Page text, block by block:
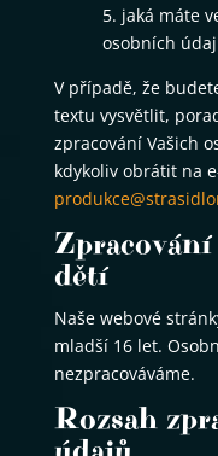
5. jaká máte
osobních
V případě, že
textu vysvětlit,
zpracování Vašich
kdykoliv obrátit na
dětí
Naše webové
mladší 16 let.
nezpracováváme.
Rozsah